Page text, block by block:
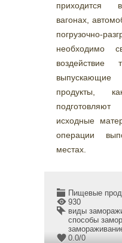
приходится
вагонах,
погрузочно-
необходимо
воздействие
продукты,
исходные
операции
местах.
Пищевые
930
виды
способы
0.0/0